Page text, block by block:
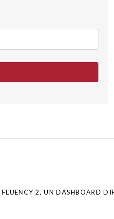
FLUENCY 2, UN DASHBOARD